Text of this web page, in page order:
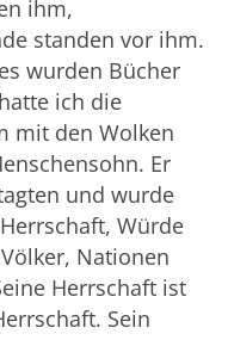
ihm,
standen vor ihm.
wurden Bücher
ich die
mit den Wolken
Er
und wurde
Würde
Nationen
Herrschaft ist
Sein